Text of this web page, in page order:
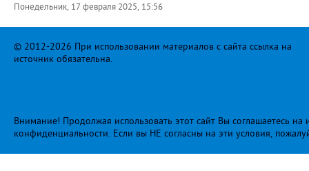
Понедельник, 17 февраля 2025, 15:56
© 2012-2026 При использовании материалов с сайта ссылка на
источник обязательна.
Внимание! Продолжая использовать этот сайт Вы соглашаетесь
конфиденциальности. Если вы НЕ согласны на эти условия,